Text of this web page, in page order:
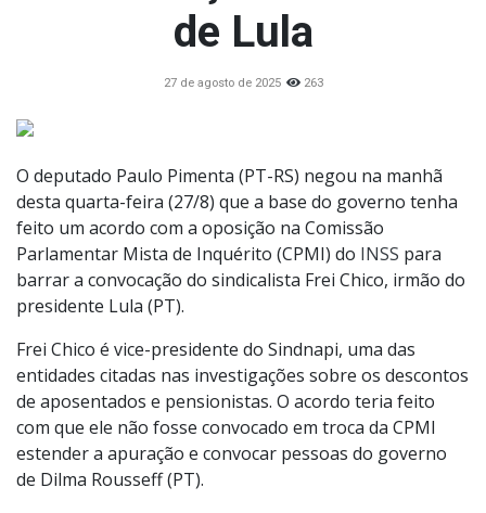
de Lula
27 de agosto de 2025 263
O deputado Paulo Pimenta (PT-RS) negou na manhã
desta quarta-feira (27/8) que a base do governo tenha
feito um acordo com a oposição na Comissão
Parlamentar Mista de Inquérito (CPMI) do INSS para
barrar a convocação do sindicalista Frei Chico, irmão do
presidente Lula (PT).
Frei Chico é vice-presidente do Sindnapi, uma das
entidades citadas nas investigações sobre os descontos
de aposentados e pensionistas. O acordo teria feito
com que ele não fosse convocado em troca da CPMI
estender a apuração e convocar pessoas do governo
de Dilma Rousseff (PT).